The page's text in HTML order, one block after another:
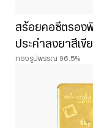
สร้อยคอซีตรอง
ประคำลงยาสีเขี
ทองรูปพรรณ 96.5%